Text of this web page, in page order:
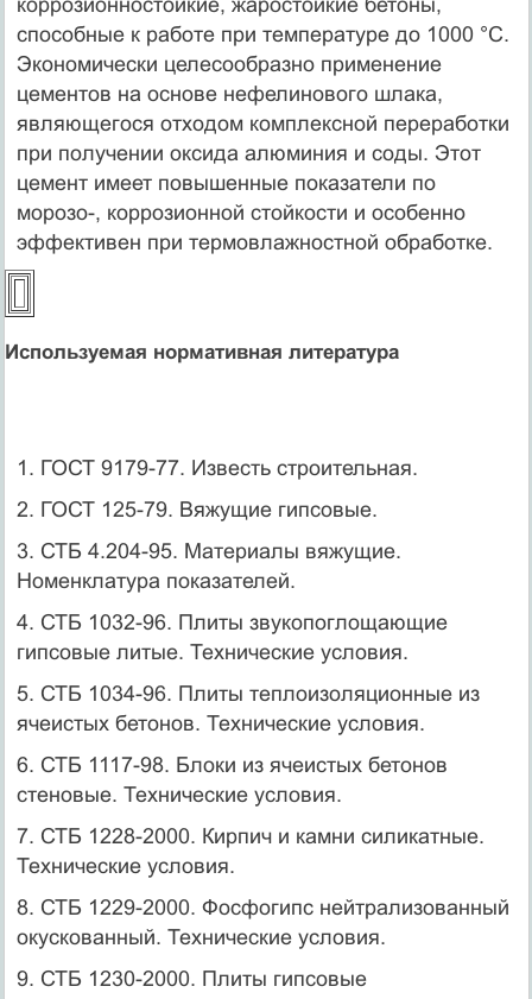
способные к работе при температуре до 1000 °С.
Экономически целесообразно применение
цементов на основе нефелинового шлака,
являющегося отходом комплексной переработки
при получении оксида алюминия и соды. Этот
цемент имеет повышенные показатели по
морозо-, коррозионной стойкости и особенно
эффективен при термовлажностной обработке.
Используемая нормативная литература
1. ГОСТ 9179-77. Известь строительная.
2. ГОСТ 125-79. Вяжущие гипсовые.
3. СТБ 4.204-95. Материалы вяжущие.
Номенклатура показателей.
4. СТБ 1032-96. Плиты звукопоглощающие
гипсовые литые. Технические условия.
5. СТБ 1034-96. Плиты теплоизоляционные из
ячеистых бетонов. Технические условия.
6. СТБ 1117-98. Блоки из ячеистых бетонов
стеновые. Технические условия.
7. СТБ 1228-2000. Кирпич и камни силикатные.
Технические условия.
8. СТБ 1229-2000. Фосфогипс нейтрализованный
окускованный. Технические условия.
9. СТБ 1230-2000. Плиты гипсовые